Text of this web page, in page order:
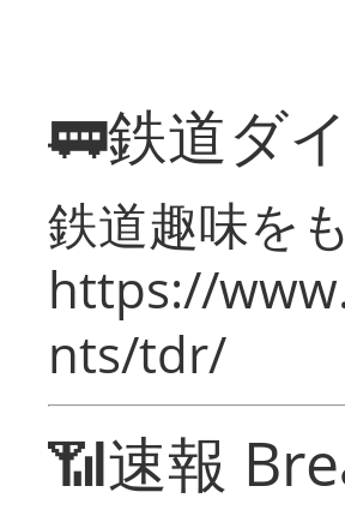
🚃鉄道ダ
鉄道趣味を
https://
nts/tdr/
📶速報